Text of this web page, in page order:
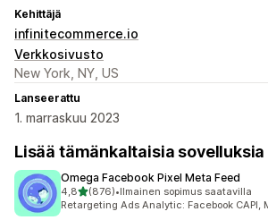
Kehittäjä
infinitecommerce.io
Verkkosivusto
New York, NY, US
Lanseerattu
1. marraskuu 2023
Lisää tämänkaltaisia sovelluksia
Omega Facebook Pixel Meta Feed
4,8/ 5 tähteä
(876)
876 arvostelua yhteensä
•Ilmainen sopimus saatavilla
Retargeting Ads Analytic: Facebook CAPI,